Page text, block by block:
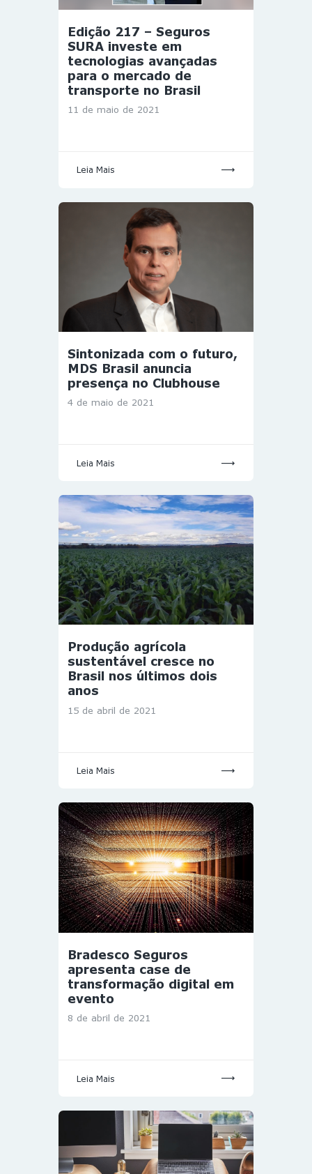
Edição 217 – Seguros
SURA investe em
tecnologias avançadas
para o mercado de
transporte no Brasil
11 de maio de 2021
Leia Mais
Sintonizada com o futuro,
MDS Brasil anuncia
presença no Clubhouse
4 de maio de 2021
Leia Mais
Produção agrícola
sustentável cresce no
Brasil nos últimos dois
anos
15 de abril de 2021
Leia Mais
Bradesco Seguros
apresenta case de
transformação digital em
evento
8 de abril de 2021
Leia Mais